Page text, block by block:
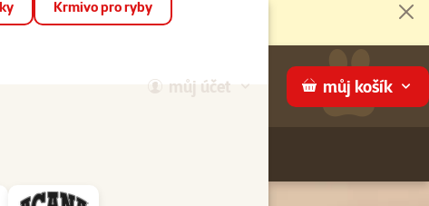
můj účet můj košík
Krmivo pro ryby